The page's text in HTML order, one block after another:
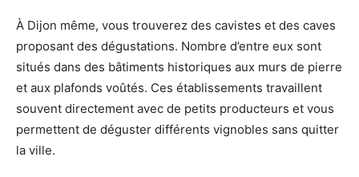
À Dijon même, vous trouverez des cavistes et des caves
proposant des dégustations. Nombre d’entre eux sont
situés dans des bâtiments historiques aux murs de pierre
et aux plafonds voûtés. Ces établissements travaillent
souvent directement avec de petits producteurs et vous
permettent de déguster différents vignobles sans quitter
la ville.